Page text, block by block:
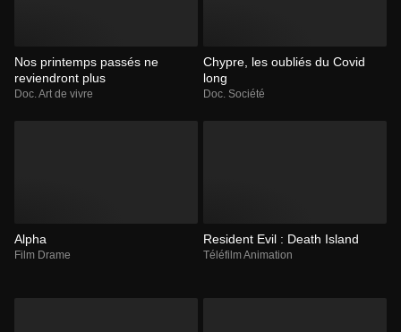
Nos printemps passés ne
reviendront plus
Doc. Art de vivre
Chypre, les oubliés du Covid
long
Doc. Société
Alpha
Film Drame
Resident Evil : Death Island
Téléfilm Animation